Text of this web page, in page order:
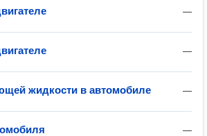
—
—
—
жидкости в автомобиле
—